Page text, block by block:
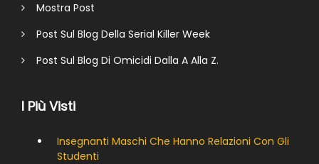
Mostra Post
Post Sul Blog Della Serial Killer Week
Post Sul Blog Di Omicidi Dalla A Alla Z.
I Più Visti
Insegnanti Maschi Che Hanno Relazioni Con Gli
Studenti